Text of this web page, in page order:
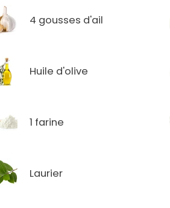
4 gousses d'ail
Huile d'olive
1 farine
Laurier